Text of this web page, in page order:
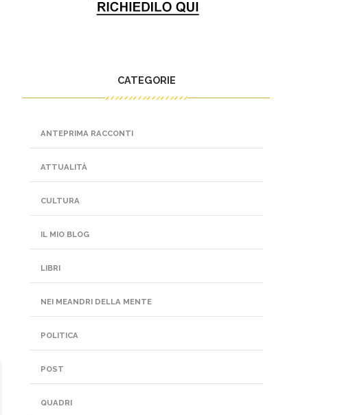
CATEGORIE
ANTEPRIMA RACCONTI
ATTUALITÀ
CULTURA
IL MIO BLOG
LIBRI
NEI MEANDRI DELLA MENTE
POLITICA
POST
QUADRI